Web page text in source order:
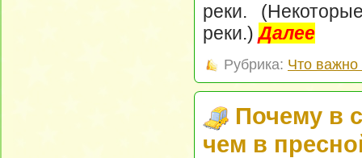
реки.
реки.)Далее
Рубрика: Что важно
Почему в
чем в